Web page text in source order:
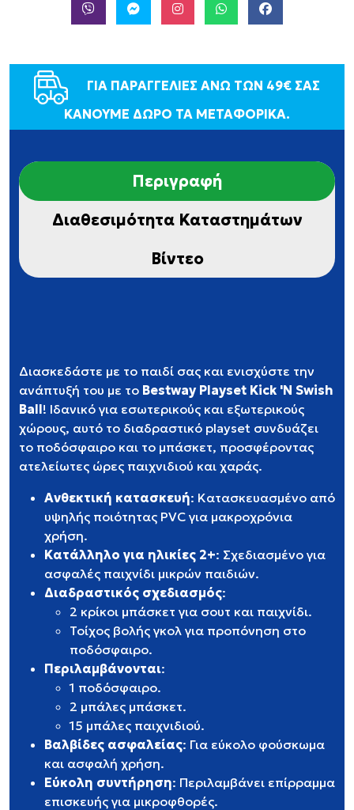
ΓΙΑ ΠΑΡΑΓΓΕΛΙΕΣ ΑΝΩ ΤΩΝ 49€ ΣΑΣ
ΚΑΝΟΥΜΕ ΔΩΡΟ ΤΑ ΜΕΤΑΦΟΡΙΚΑ.
Περιγραφή
Διαθεσιμότητα Καταστημάτων
Βίντεο
Διασκεδάστε με το παιδί σας και ενισχύστε την
ανάπτυξή του με το Bestway Playset Kick 'N Swish
Ball! Ιδανικό για εσωτερικούς και εξωτερικούς
χώρους, αυτό το διαδραστικό playset συνδυάζει
το ποδόσφαιρο και το μπάσκετ, προσφέροντας
ατελείωτες ώρες παιχνιδιού και χαράς.
Ανθεκτική κατασκευή: Κατασκευασμένο από
υψηλής ποιότητας PVC για μακροχρόνια
χρήση.
Κατάλληλο για ηλικίες 2+: Σχεδιασμένο για
ασφαλές παιχνίδι μικρών παιδιών.
Διαδραστικός σχεδιασμός:
2 κρίκοι μπάσκετ για σουτ και παιχνίδι.
Τοίχος βολής γκολ για προπόνηση στο
ποδόσφαιρο.
Περιλαμβάνονται:
1 ποδόσφαιρο.
2 μπάλες μπάσκετ.
15 μπάλες παιχνιδιού.
Βαλβίδες ασφαλείας: Για εύκολο φούσκωμα
και ασφαλή χρήση.
Εύκολη συντήρηση: Περιλαμβάνει επίρραμμα
επισκευής για μικροφθορές.